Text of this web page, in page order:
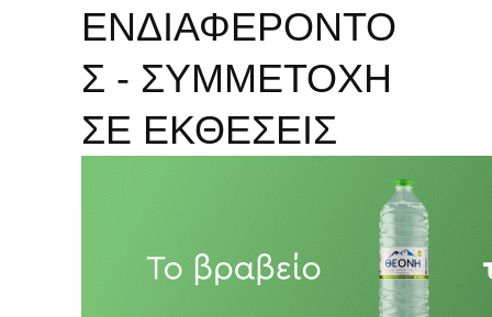
ΕΝΔΙΑΦΕΡΟΝΤΟ
Σ - ΣΥΜΜΕΤΟΧΗ
ΣΕ ΕΚΘΕΣΕΙΣ